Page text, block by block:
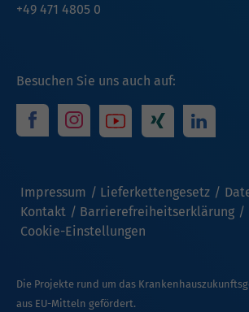
Besuchen Sie uns auch auf:
Impressum Lieferkettengesetz
Kontakt
Barrierefreiheitserklärung
Cookie-Einstellungen
+49 471 4805 0
Die Projekte rund um das
aus EU-Mitteln gefördert.